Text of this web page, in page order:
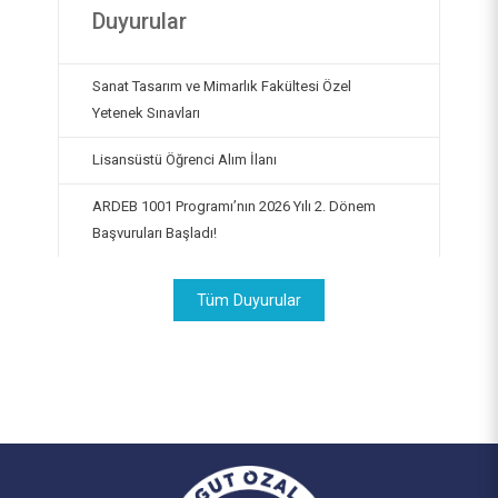
Duyurular
Sanat Tasarım ve Mimarlık Fakültesi Özel
Yetenek Sınavları
Lisansüstü Öğrenci Alım İlanı
ARDEB 1001 Programı’nın 2026 Yılı 2. Dönem
Başvuruları Başladı!
Tüm Duyurular